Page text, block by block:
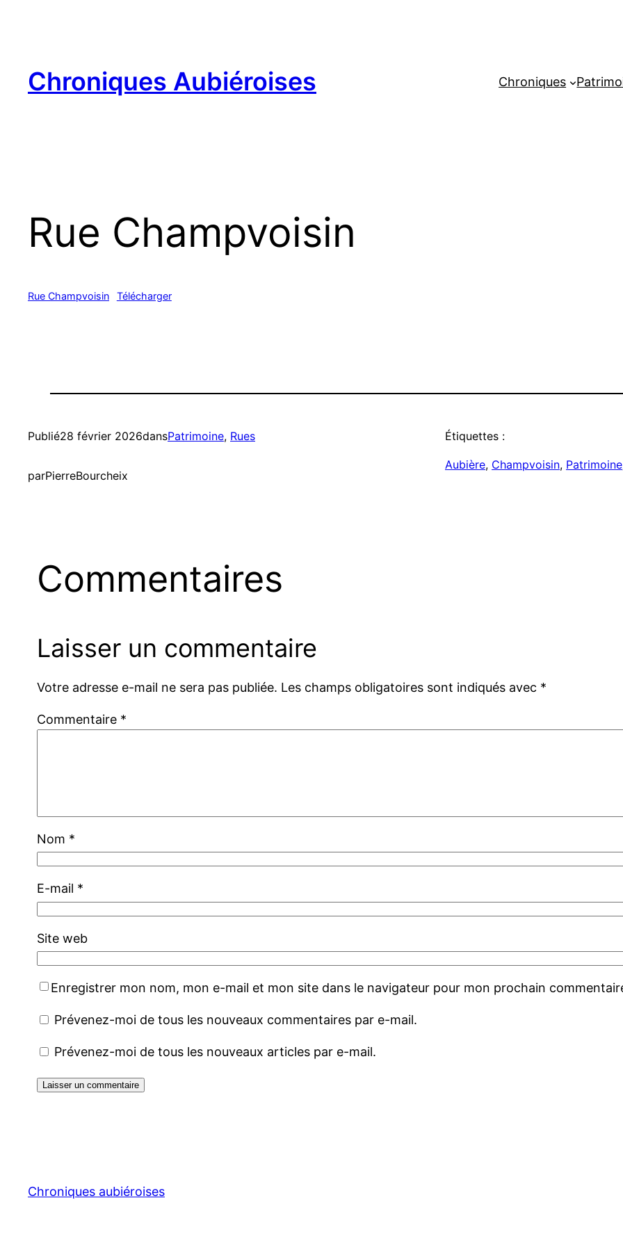
Chroniques Aubiéroises Chroniques
Rue Champvoisin
Rue Champvoisin Télécharger
Publié28 février 2026dansPatrimoine, Rues
parPierreBourcheix
Étiquettes :
Aubière, Champvoisin, Patrimoine
Commentaires
Laisser un commentaire
Votre adresse e-mail ne sera pas publiée. Les champs obligatoires sont indiqués avec *
Commentaire *
Nom *
E-mail *
Site web
Enregistrer mon nom, mon e-mail et mon site dans le navigateur pour mon prochain
Prévenez-moi de tous les nouveaux commentaires par e-mail.
Prévenez-moi de tous les nouveaux articles par e-mail.
Chroniques aubiéroises